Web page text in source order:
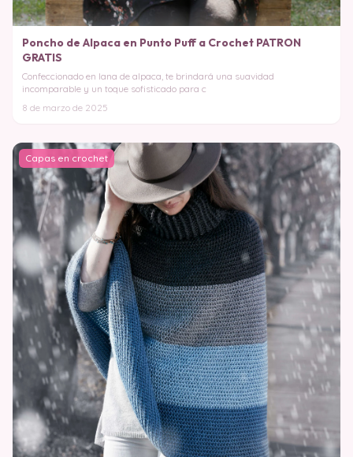
Poncho de Alpaca en Punto Puff a Crochet PATRON
GRATIS
Confeccionado en lana de alpaca, te brindará una suavidad
incomparable y un toque sofisticado para c
8 de marzo de 2025
Capas en crochet